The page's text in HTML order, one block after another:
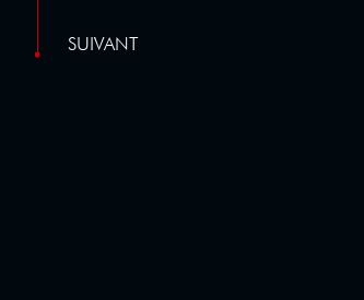
SUIVANT